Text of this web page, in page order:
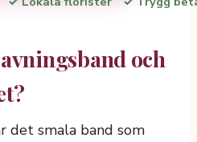
och
det smala band som